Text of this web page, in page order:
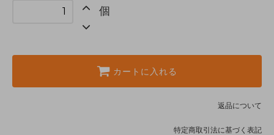
個
カートに入れる
返品について
特定商取引法に基づく表記